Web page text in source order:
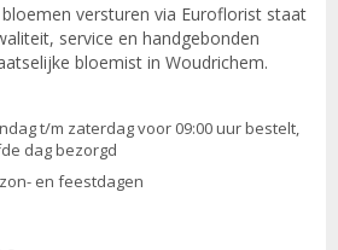
versturen via Euroflorist staat
service en handgebonden
bloemist in Woudrichem.
t/m zaterdag voor 09:00 uur bestelt,
dag bezorgd
en feestdagen